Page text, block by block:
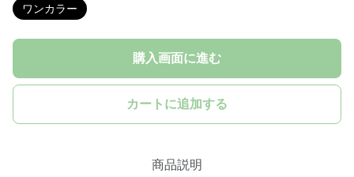
ワンカラー
購入画面に進む
カートに追加する
商品説明